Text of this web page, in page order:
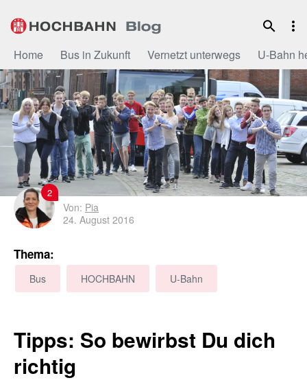
Inhalt
Home Bus in Zukunft Vernetzt unterwegs U-Bahn
2
Von: Pia
24. August 2016
Thema:
Bus HOCHBAHN U-Bahn
Tipps: So bewirbst Du dich
richtig